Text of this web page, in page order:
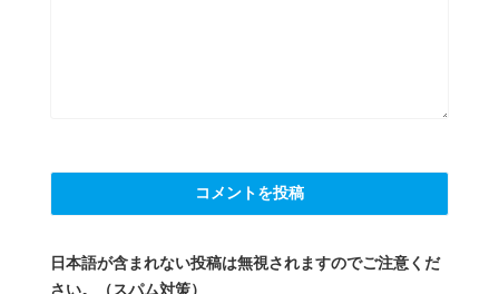
日本語が含まれない投稿は無視されますのでご注意くだ
さい。（スパム対策）